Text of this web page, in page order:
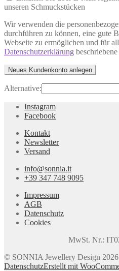
unseren Schmuckstücken
Wir verwenden die
durchführen zu können, eine gute
Webseite zu ermöglichen und für
Datenschutzerklärung
Neues Kundenkonto anlegen
Alternative:
Instagram
Facebook
Kontakt
Newsletter
Versand
info@sonnia.it
+39 347 748 9095
Impressum
AGB
Datenschutz
Cookies
MwSt. Nr.:
© SONNIA Jewellery Design 2026
DatenschutzErstellt mit